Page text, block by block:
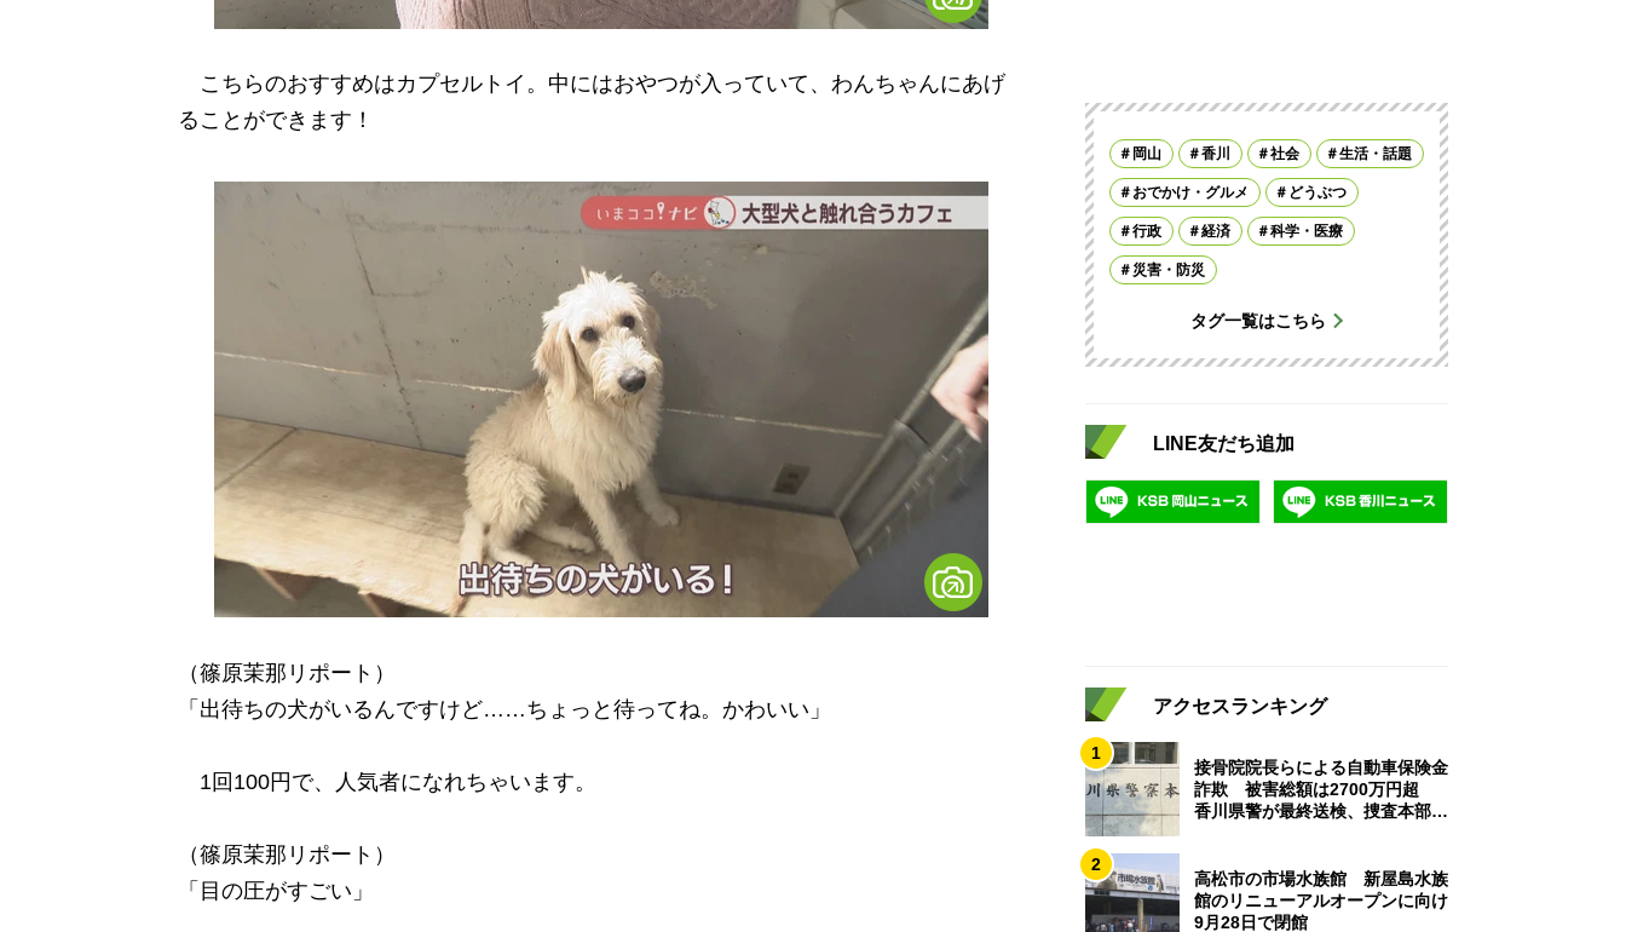
こちらのおすすめはカプセルトイ。中にはおやつが入っていて、わんちゃんにあげ
ることができます！
（篠原茉那リポート）
「出待ちの犬がいるんですけど……ちょっと待ってね。かわいい」
1回100円で、人気者になれちゃいます。
（篠原茉那リポート）
「目の圧がすごい」
岡山 香川 社会 生活・話題
おでかけ・グルメ どうぶつ
行政 経済 科学・医療
災害・防災
タグ一覧はこちら
LINE友だち追加
アクセスランキング
1
接骨院院長らによる自動車保険金
詐欺 被害総額は2700万円超
香川県警が最終送検、捜査本部解
2
高松市の市場水族館 新屋島水族
館のリニューアルオープンに向け
9月28日で閉館